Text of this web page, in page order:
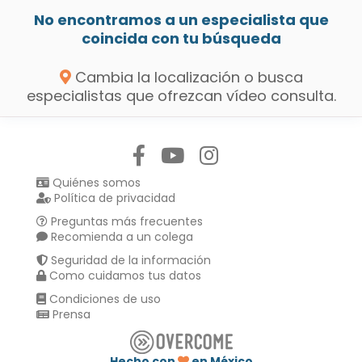
No encontramos a un especialista que
coincida con tu búsqueda
Cambia la localización o busca
especialistas que ofrezcan vídeo consulta.
Quiénes somos
Política de privacidad
Preguntas más frecuentes
Recomienda a un colega
Seguridad de la información
Como cuidamos tus datos
Condiciones de uso
Prensa